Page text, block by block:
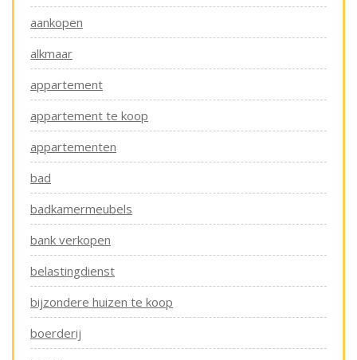
aankopen
alkmaar
appartement
appartement te koop
appartementen
bad
badkamermeubels
bank verkopen
belastingdienst
bijzondere huizen te koop
boerderij